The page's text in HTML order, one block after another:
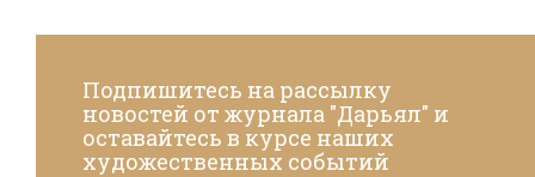
Подпишитесь на рассылку
новостей от журнала "Дарьял" и
оставайтесь в курсе наших
художественных событий